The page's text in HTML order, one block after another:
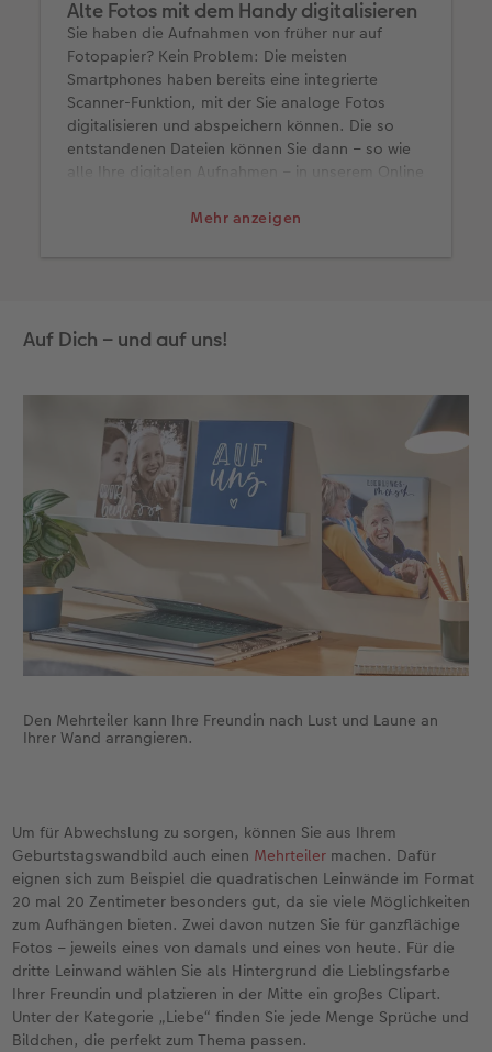
Mehr anzeigen
Alte Fotos mit dem Handy digitalisieren
Sie haben die Aufnahmen von früher nur auf
Fotopapier? Kein Problem: Die meisten
Smartphones haben bereits eine integrierte
Scanner-Funktion, mit der Sie analoge Fotos
digitalisieren und abspeichern können. Die so
entstandenen Dateien können Sie dann – so wie
alle Ihre digitalen Aufnahmen – in unserem Online
herkömmlichen Scanner.
Auf Dich – und auf uns!
Den Mehrteiler kann Ihre Freundin nach Lust und Laune an
Ihrer Wand arrangieren.
Um für Abwechslung zu sorgen, können Sie aus Ihrem
Geburtstagswandbild auch einen Mehrteiler machen. Dafür
eignen sich zum Beispiel die quadratischen Leinwände im Format
20 mal 20 Zentimeter besonders gut, da sie viele Möglichkeiten
zum Aufhängen bieten. Zwei davon nutzen Sie für ganzflächige
Fotos – jeweils eines von damals und eines von heute. Für die
dritte Leinwand wählen Sie als Hintergrund die Lieblingsfarbe
Ihrer Freundin und platzieren in der Mitte ein großes Clipart.
Unter der Kategorie „Liebe“ finden Sie jede Menge Sprüche und
Bildchen, die perfekt zum Thema passen.